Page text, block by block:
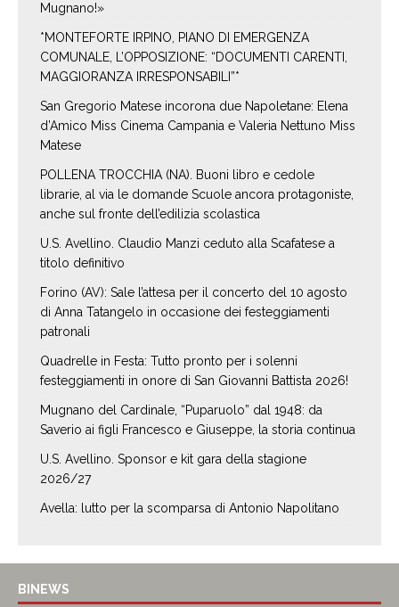
Mugnano!»
*MONTEFORTE IRPINO, PIANO DI EMERGENZA
COMUNALE, L’OPPOSIZIONE: “DOCUMENTI CARENTI,
MAGGIORANZA IRRESPONSABILI”*
San Gregorio Matese incorona due Napoletane: Elena
d’Amico Miss Cinema Campania e Valeria Nettuno Miss
Matese
POLLENA TROCCHIA (NA). Buoni libro e cedole
librarie, al via le domande Scuole ancora protagoniste,
anche sul fronte dell’edilizia scolastica
U.S. Avellino. Claudio Manzi ceduto alla Scafatese a
titolo definitivo
Forino (AV): Sale l’attesa per il concerto del 10 agosto
di Anna Tatangelo in occasione dei festeggiamenti
patronali
Quadrelle in Festa: Tutto pronto per i solenni
festeggiamenti in onore di San Giovanni Battista 2026!
Mugnano del Cardinale, “Puparuolo” dal 1948: da
Saverio ai figli Francesco e Giuseppe, la storia continua
U.S. Avellino. Sponsor e kit gara della stagione
2026/27
Avella: lutto per la scomparsa di Antonio Napolitano
BINEWS